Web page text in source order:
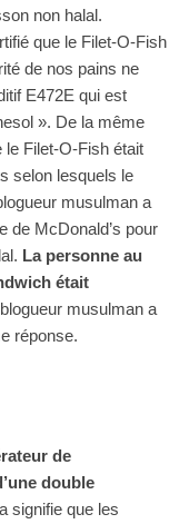
non halal.
que le Filet-O-Fish
de nos pains ne
E472E qui est
». De la même
le Filet-O-Fish était
selon lesquels le
musulman a
de McDonald’s pour
La personne au
était
musulman a
réponse.
de
double
signifie que les